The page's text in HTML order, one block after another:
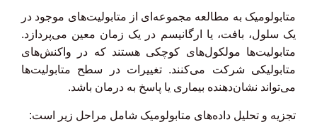
متابولومیک به مطالعه مجموعه‌ای از متابولیت‌های موجود در
یک سلول، بافت، یا ارگانیسم در یک زمان معین می‌پردازد.
متابولیت‌ها مولکول‌های کوچکی هستند که در واکنش‌های
متابولیکی شرکت می‌کنند. تغییرات در سطح متابولیت‌ها
می‌تواند نشان‌دهنده بیماری یا پاسخ به درمان باشد.
تجزیه و تحلیل داده‌های متابولومیک شامل مراحل زیر است: